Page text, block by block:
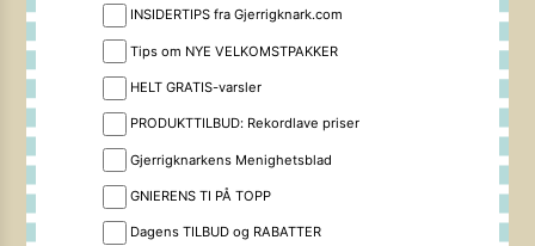
INSIDERTIPS fra Gjerrigknark.com
Tips om NYE VELKOMSTPAKKER
HELT GRATIS-varsler
PRODUKTTILBUD: Rekordlave priser
Gjerrigknarkens Menighetsblad
GNIERENS TI PÅ TOPP
Dagens TILBUD og RABATTER